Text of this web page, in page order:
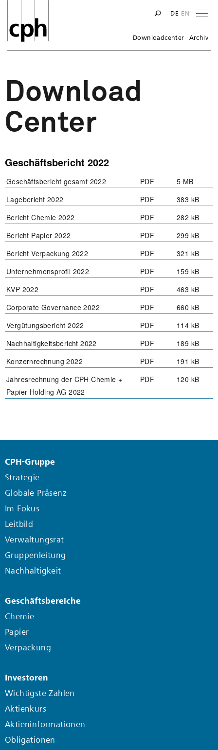
DE EN
Downloadcenter Archiv
Download
Center
Geschäftsbericht 2022
Geschäftsbericht gesamt 2022 PDF
5 MB
Lagebericht 2022
PDF
383 kB
Bericht Chemie 2022
PDF
282 kB
Bericht Papier 2022
PDF
299 kB
Bericht Verpackung 2022
PDF
321 kB
Unternehmensprofil 2022
PDF
159 kB
KVP 2022
PDF
463 kB
Corporate Governance 2022
PDF
660 kB
Vergütungsbericht 2022
PDF
114 kB
Nachhaltigkeitsbericht 2022
PDF
189 kB
Konzernrechnung 2022
PDF
191 kB
Jahresrechnung der CPH Chemie +
Papier Holding AG 2022
PDF 120 kB
CPH-Gruppe
Strategie
Globale Präsenz
Im Fokus
Leitbild
Verwaltungsrat
Gruppenleitung
Nachhaltigkeit
Geschäftsbereiche
Chemie
Papier
Verpackung
Investoren
Wichtigste Zahlen
Aktienkurs
Aktieninformationen
Obligationen